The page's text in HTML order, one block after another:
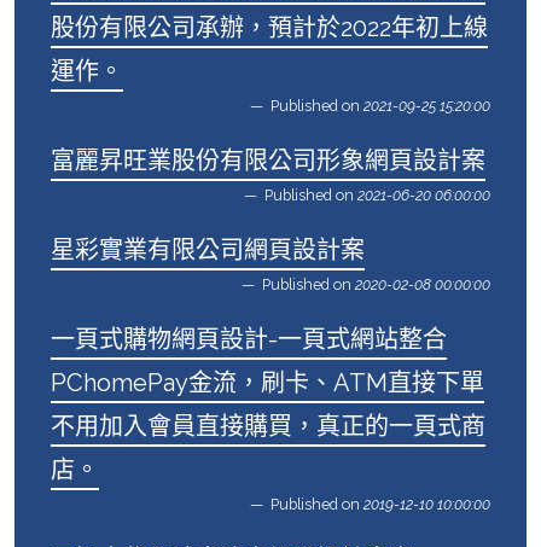
股份有限公司承辦，預計於2022年初上線
運作。
Published on 2021-09-25 15:20:00
富麗昇旺業股份有限公司形象網頁設計案
Published on 2021-06-20 06:00:00
星彩實業有限公司網頁設計案
Published on 2020-02-08 00:00:00
一頁式購物網頁設計-一頁式網站整合
PChomePay金流，刷卡、ATM直接下單
不用加入會員直接購買，真正的一頁式商
店。
Published on 2019-12-10 10:00:00